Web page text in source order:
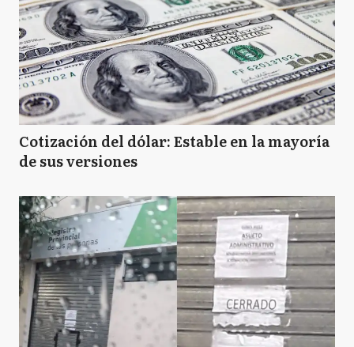
Cotización del dólar: Estable en la mayoría
de sus versiones